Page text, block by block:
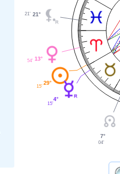
21°
21'
13°
54'
29°
15'
4°
15'
7°
04'